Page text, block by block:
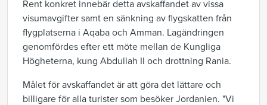
Rent konkret innebär detta avskaffandet av vissa
visumavgifter samt en sänkning av flygskatten från
flygplatserna i Aqaba och Amman. Lagändringen
genomfördes efter ett möte mellan de Kungliga
Högheterna, kung Abdullah II och drottning Rania.
Målet för avskaffandet är att göra det lättare och
billigare för alla turister som besöker Jordanien. "Vi